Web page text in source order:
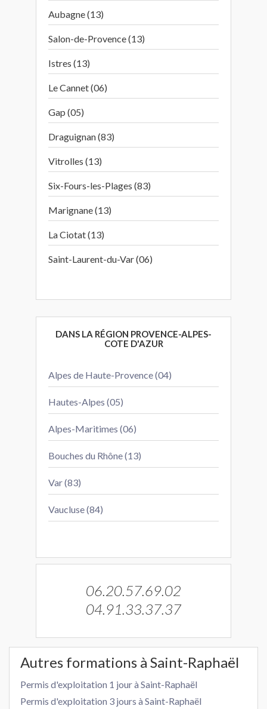
Aubagne (13)
Salon-de-Provence (13)
Istres (13)
Le Cannet (06)
Gap (05)
Draguignan (83)
Vitrolles (13)
Six-Fours-les-Plages (83)
Marignane (13)
La Ciotat (13)
Saint-Laurent-du-Var (06)
DANS LA RÉGION PROVENCE-ALPES-
COTE D'AZUR
Alpes de Haute-Provence (04)
Hautes-Alpes (05)
Alpes-Maritimes (06)
Bouches du Rhône (13)
Var (83)
Vaucluse (84)
06.20.57.69.02
04.91.33.37.37
Autres formations à Saint-Raphaël
Permis d'exploitation 1 jour à Saint-Raphaël
Permis d'exploitation 3 jours à Saint-Raphaël